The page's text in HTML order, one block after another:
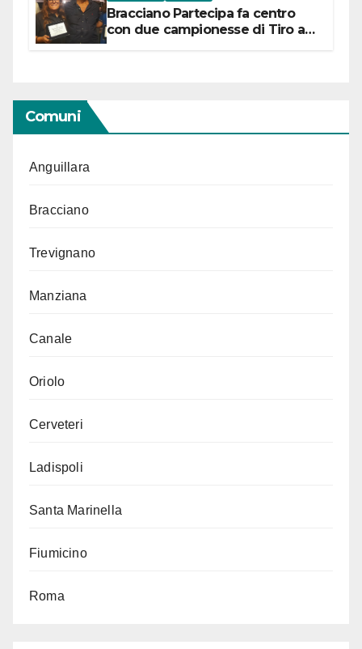
Bracciano Partecipa fa centro
con due campionesse di Tiro a
Comuni
Anguillara
Bracciano
Trevignano
Manziana
Canale
Oriolo
Cerveteri
Ladispoli
Santa Marinella
Fiumicino
Roma